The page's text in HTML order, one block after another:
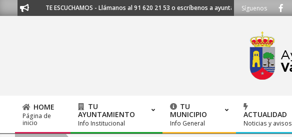
to
TE ESCUCHAMOS - Llámanos al 91 620 21 53 o escríbenos a ayuntamiento@alalpardo.org
Síguenos
Primary
Navigation
HOME
Página de
inicio
TU
AYUNTAMIENTO
Info Institucional
TU
MUNICIPIO
Info General
ACTUALIDAD
Noticias y avisos